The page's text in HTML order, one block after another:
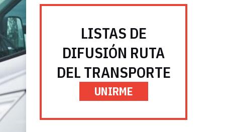
LISTAS DE
DIFUSIÓN RUTA
DEL TRANSPORTE
UNIRME